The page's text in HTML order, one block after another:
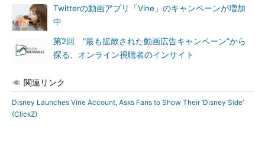
Twitterの動画アプリ「Vine」のキャンペーンが増加
中
第2回 “最も拡散された動画広告キャンペーン”から
探る、オンライン視聴者のインサイト
関連リンク
Disney Launches Vine Account, Asks Fans to Show Their ‘Disney Side’
(ClickZ)